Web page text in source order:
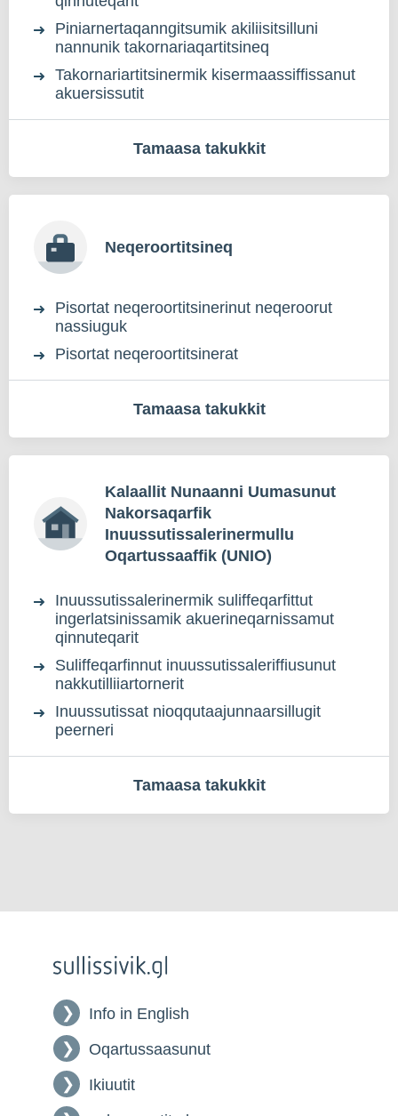
Piniarnertaqanngitsumik akiliisitsilluni
nannunik takornariaqartitsineq
Takornariartitsinermik kisermaassiffissanut
akuersissutit
Tamaasa takukkit
Neqeroortitsineq
Pisortat neqeroortitsinerinut neqeroorut
nassiuguk
Pisortat neqeroortitsinerat
Tamaasa takukkit
Kalaallit Nunaanni Uumasunut
Nakorsaqarfik
Inuussutissalerinermullu
Oqartussaaffik (UNIO)
Inuussutissalerinermik suliffeqarfittut
ingerlatsinissamik akuerineqarnissamut
qinnuteqarit
Suliffeqarfinnut inuussutissaleriffiusunut
nakkutilliiartornerit
Inuussutissat nioqqutaajunnaarsillugit
peerneri
Tamaasa takukkit
Info in English
Oqartussaasunut
Ikiuutit